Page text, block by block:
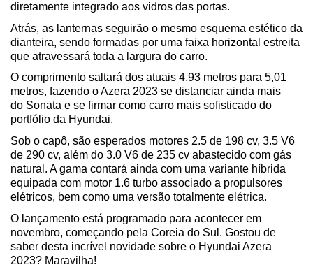
diretamente integrado aos vidros das portas.
Atrás, as lanternas seguirão o mesmo esquema estético da
dianteira, sendo formadas por uma faixa horizontal estreita
que atravessará toda a largura do carro.
O comprimento saltará dos atuais 4,93 metros para 5,01
metros, fazendo o Azera 2023 se distanciar ainda mais
do Sonata e se firmar como carro mais sofisticado do
portfólio da Hyundai.
Sob o capô, são esperados motores 2.5 de 198 cv, 3.5 V6
de 290 cv, além do 3.0 V6 de 235 cv abastecido com gás
natural. A gama contará ainda com uma variante híbrida
equipada com motor 1.6 turbo associado a propulsores
elétricos, bem como uma versão totalmente elétrica.
O lançamento está programado para acontecer em
novembro, começando pela Coreia do Sul. Gostou de
saber desta incrível novidade sobre o Hyundai Azera
2023? Maravilha!